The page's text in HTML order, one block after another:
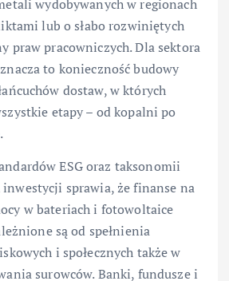
wydobywanych w regionach
lub o słabo rozwiniętych
praw pracowniczych. Dla sektora
to konieczność budowy
dostaw, w których
etapy – od kopalni po
ESG oraz taksonomii
sprawia, że finanse na
w bateriach i fotowoltaice
są od spełnienia
i społecznych także w
surowców. Banki, fundusze i